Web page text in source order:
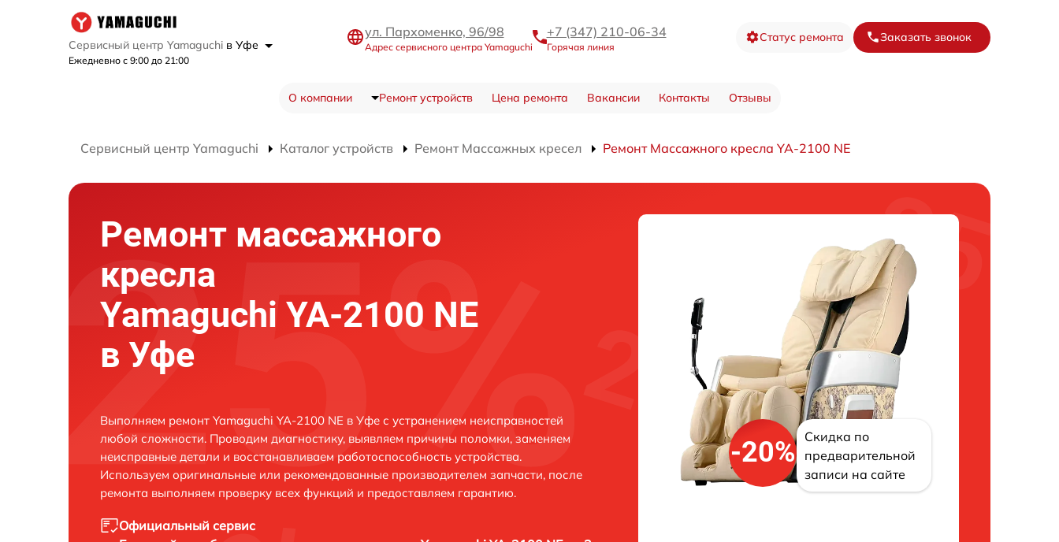
Сервисный центр Yamaguchi в Уфе
Ежедневно с 9:00 до 21:00
ул. Пархоменко, 96/98
Адрес сервисного центра Yamaguchi
+7 (347) 210-06-34
Горячая линия
Статус ремонта Заказать звонок
О компании Ремонт устройств Цена ремонта Вакансии Контакты Отзывы
Сервисный центр Yamaguchi Каталог устройств Ремонт Массажных кресел Ремонт Массажного кресла YA-2100 NE
Ремонт массажного
кресла
Yamaguchi YA-2100 NE
в Уфе
Выполняем ремонт Yamaguchi YA-2100 NE в Уфе с устранением неисправностей
любой сложности. Проводим диагностику, выявляем причины поломки, заменяем
неисправные детали и восстанавливаем работоспособность устройства.
Используем оригинальные или рекомендованные производителем запчасти, после
ремонта выполняем проверку всех функций и предоставляем гарантию.
Официальный сервис
-20%
Скидка по
предварительной
записи на сайте